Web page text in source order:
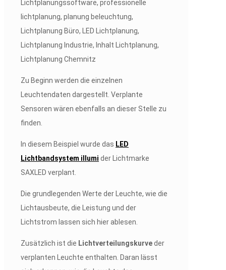
Zu Beginn werden die einzelnen
Leuchtendaten dargestellt. Verplante
Sensoren wären ebenfalls an dieser Stelle zu
finden.
In diesem Beispiel wurde das LED
Lichtbandsystem illumi der Lichtmarke
SAXLED verplant.
Die grundlegenden Werte der Leuchte, wie die
Lichtausbeute, die Leistung und der
Lichtstrom lassen sich hier ablesen.
Zusätzlich ist die Lichtverteilungskurveder
verplanten Leuchte enthalten. Daran lässt